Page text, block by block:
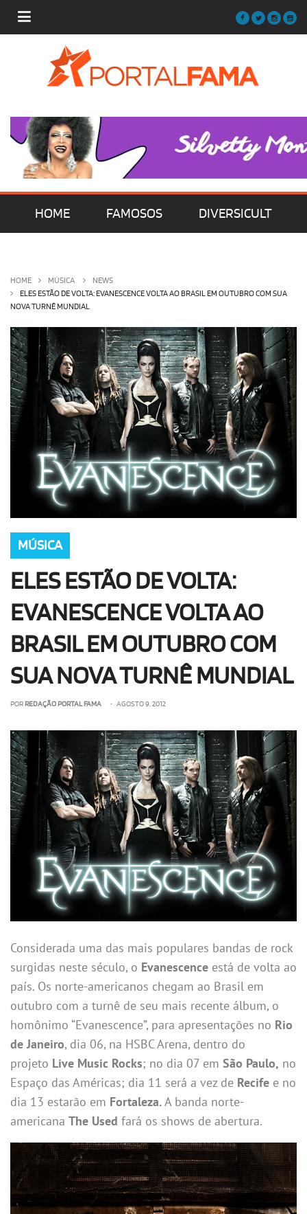
HOME FAMOSOS DIVERSICULT
OLHA ISSO! EU QUERO!
HOME MÚSICA
NEWS
ELES ESTÃO DE VOLTA: EVANESCENCE VOLTA AO BRASIL EM OUTUBRO COM SUA
NOVA TURNÊ MUNDIAL
MÚSICA
ELES ESTÃO DE VOLTA:
EVANESCENCE VOLTA AO
BRASIL EM OUTUBRO COM
SUA NOVA TURNÊ MUNDIAL
POR REDAÇÃO PORTAL FAMA • AGOSTO 9, 2012
Considerada uma das mais populares bandas de rock
surgidas neste século, o Evanescence está de volta ao
país. Os norte-americanos chegam ao Brasil em
outubro com a turnê de seu mais recente álbum, o
homônimo “Evanescence”, para apresentações no Rio
de Janeiro, dia 06, na HSBC Arena, dentro do
projeto Live Music Rocks; no dia 07 em São Paulo, no
Espaço das Américas; dia 11 será a vez de Recife e no
dia 13 estarão em Fortaleza.A banda norte-
americana The Used fará os shows de abertura.